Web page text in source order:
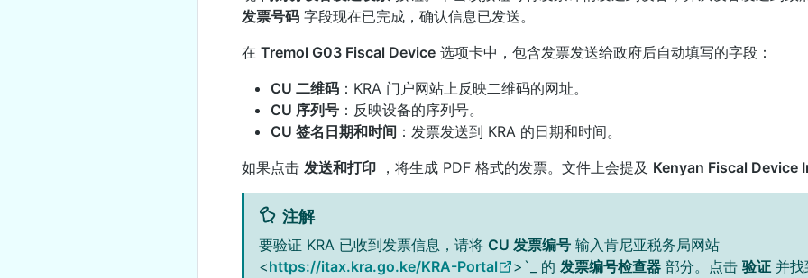
发票号码 字段现在已完成，确认信息已发送。
在 Tremol G03 Fiscal Device 选项卡中，包含发票发送给政府后自动填写的字段：
CU 二维码 ：KRA 门户网站上反映二维码的网址。
CU 序列号 ：反映设备的序列号。
CU 签名日期和时间 ：发票发送到 KRA 的日期和时间。
如果点击 发送和打印 ，将生成 PDF 格式的发票。文件上会提及 Kenyan Fiscal Device
注解
要验证 KRA 已收到发票信息，请将 CU 发票编号 输入肯尼亚税务局网站
<https://itax.kra.go.ke/KRA-Portal >`_ 的 发票编号检查器部分。点击 验证并找